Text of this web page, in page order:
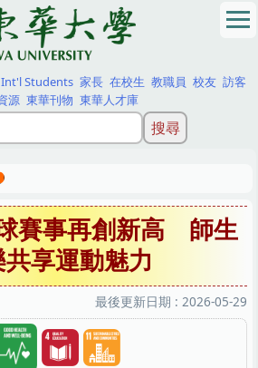
Int'l Students 家長 在校生 教職員 校友 訪客
源 東華刊物 東華人才庫
賽事再創新高 師生
共享運動魅力
最後更新日期 : 2026-05-29